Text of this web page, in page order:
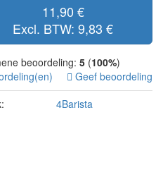
11,90 €
Excl. BTW: 9,83 €
beoordeling: 5 (100%)
Geef beoordeling
4Barista